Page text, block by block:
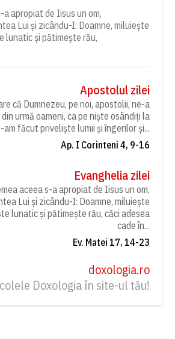
a apropiat de Iisus un om,
Lui și zicându-I: Doamne, miluiește
lunatic și pătimește rău,
Apostolul zilei
că Dumnezeu, pe noi, apostolii, ne-a
urmă oameni, ca pe niște osândiți la
făcut priveliște lumii și îngerilor și...
Ap. I Corinteni 4, 9-16
Evanghelia zilei
aceea s-a apropiat de Iisus un om,
Lui și zicându-I: Doamne, miluiește
lunatic și pătimește rău, căci adesea
cade în...
Ev. Matei 17, 14-23
doxologia.ro
Doxologia în site-ul tău!